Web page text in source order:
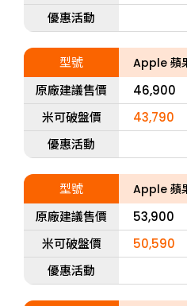
優惠活動
型號 Apple 蘋
原廠建議售價
46,900
米可破盤價
43,790
優惠活動
型號 Apple 蘋
原廠建議售價
53,900
米可破盤價
50,590
優惠活動